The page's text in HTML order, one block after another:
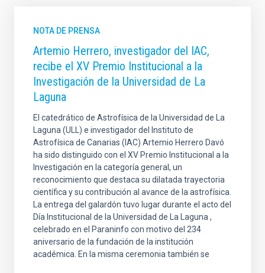
NOTA DE PRENSA
Artemio Herrero, investigador del IAC,
recibe el XV Premio Institucional a la
Investigación de la Universidad de La
Laguna
El catedrático de Astrofísica de la Universidad de La
Laguna (ULL) e investigador del Instituto de
Astrofísica de Canarias (IAC) Artemio Herrero Davó
ha sido distinguido con el XV Premio Institucional a la
Investigación en la categoría general, un
reconocimiento que destaca su dilatada trayectoria
científica y su contribución al avance de la astrofísica.
La entrega del galardón tuvo lugar durante el acto del
Día Institucional de la Universidad de La Laguna ,
celebrado en el Paraninfo con motivo del 234
aniversario de la fundación de la institución
académica. En la misma ceremonia también se